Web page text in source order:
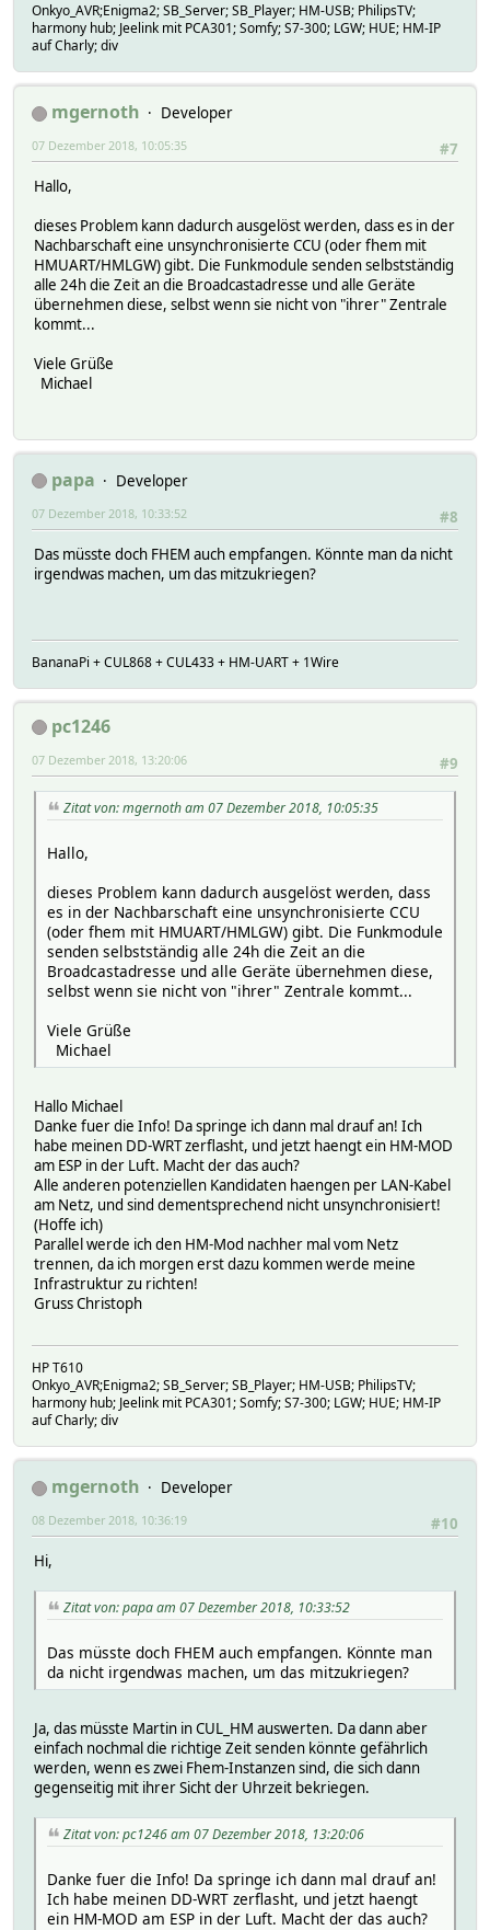
Onkyo_AVR;Enigma2; SB_Server; SB_Player; HM-USB; PhilipsTV;
harmony hub; Jeelink mit PCA301; Somfy; S7-300; LGW; HUE; HM-IP
auf Charly; div
mgernoth
Developer
#7
07 Dezember 2018, 10:05:35
Hallo,
dieses Problem kann dadurch ausgelöst werden, dass es in der
Nachbarschaft eine unsynchronisierte CCU (oder fhem mit
HMUART/HMLGW) gibt. Die Funkmodule senden selbstständig
alle 24h die Zeit an die Broadcastadresse und alle Geräte
übernehmen diese, selbst wenn sie nicht von "ihrer" Zentrale
kommt...
Viele Grüße
Michael
papa
Developer
#8
07 Dezember 2018, 10:33:52
Das müsste doch FHEM auch empfangen. Könnte man da nicht
irgendwas machen, um das mitzukriegen?
BananaPi + CUL868 + CUL433 + HM-UART + 1Wire
pc1246
#9
07 Dezember 2018, 13:20:06
Zitat von: mgernoth am 07 Dezember 2018, 10:05:35
Hallo,
dieses Problem kann dadurch ausgelöst werden, dass
es in der Nachbarschaft eine unsynchronisierte CCU
(oder fhem mit HMUART/HMLGW) gibt. Die Funkmodule
senden selbstständig alle 24h die Zeit an die
Broadcastadresse und alle Geräte übernehmen diese,
selbst wenn sie nicht von "ihrer" Zentrale kommt...
Viele Grüße
Michael
Hallo Michael
Danke fuer die Info! Da springe ich dann mal drauf an! Ich
habe meinen DD-WRT zerflasht, und jetzt haengt ein HM-MOD
am ESP in der Luft. Macht der das auch?
Alle anderen potenziellen Kandidaten haengen per LAN-Kabel
am Netz, und sind dementsprechend nicht unsynchronisiert!
(Hoffe ich)
Parallel werde ich den HM-Mod nachher mal vom Netz
trennen, da ich morgen erst dazu kommen werde meine
Infrastruktur zu richten!
Gruss Christoph
HP T610
Onkyo_AVR;Enigma2; SB_Server; SB_Player; HM-USB; PhilipsTV;
harmony hub; Jeelink mit PCA301; Somfy; S7-300; LGW; HUE; HM-IP
auf Charly; div
mgernoth
Developer
#10
08 Dezember 2018, 10:36:19
Hi,
Zitat von: papa am 07 Dezember 2018, 10:33:52
Das müsste doch FHEM auch empfangen. Könnte man
da nicht irgendwas machen, um das mitzukriegen?
Ja, das müsste Martin in CUL_HM auswerten. Da dann aber
einfach nochmal die richtige Zeit senden könnte gefährlich
werden, wenn es zwei Fhem-Instanzen sind, die sich dann
gegenseitig mit ihrer Sicht der Uhrzeit bekriegen.
Zitat von: pc1246 am 07 Dezember 2018, 13:20:06
Danke fuer die Info! Da springe ich dann mal drauf an!
Ich habe meinen DD-WRT zerflasht, und jetzt haengt
ein HM-MOD am ESP in der Luft. Macht der das auch?